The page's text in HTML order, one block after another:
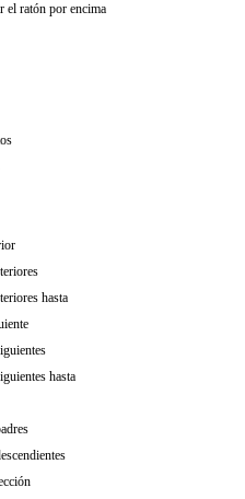
el ratón por encima
hasta
hasta